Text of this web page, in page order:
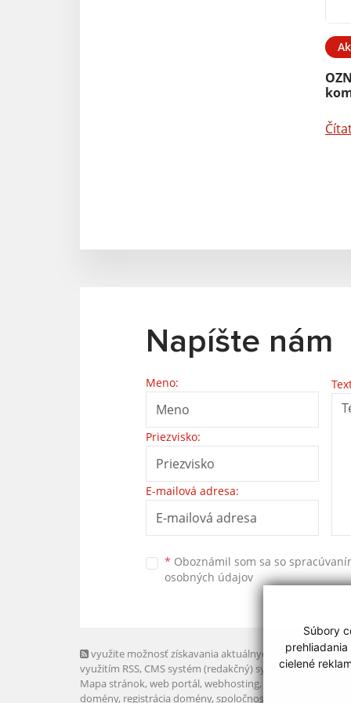
Súbory
cielené
Napíšte nám
Meno:
Priezvisko:
E-mailová adresa:
* Oboznámil som sa so
osobných údajov
využite možnosť získavania aktuálnych informácií s
využitím RSS, CMS systém (redakčný) systém ECHELON 2,
Mapa stránok, web portál, webhosting,
domény, registrácia domény, spoločnosť webex.digital, s.r.o.